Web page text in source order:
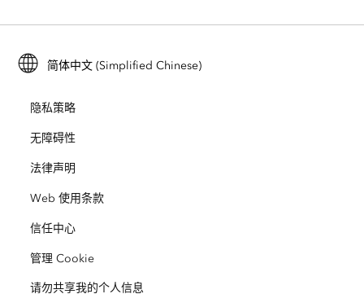
Esri Store
Esri 年轻专家关系网
培训
ArcUser
ArcNews
ArcWatch
Esri 视频
招贤纳士
开放视野
业务行为准则
ArcGIS for Student Use
保护
教育
种族平等
简体中文 (Simplified Chinese)
隐私策略
无障碍性
法律声明
Web 使用条款
信任中心
管理 Cookie
请勿共享我的个人信息